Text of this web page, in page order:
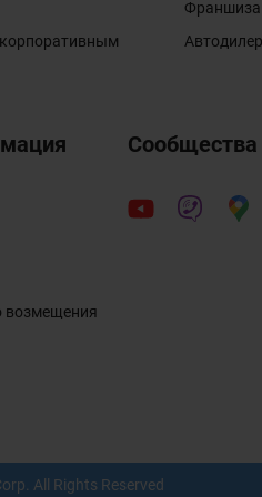
Франшиза
возмещения
Сообщества
All Rights Reserved